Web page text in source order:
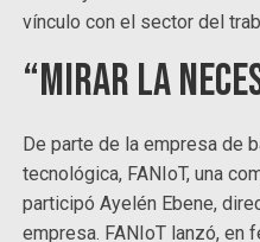
vínculo con el sector del
“Mirar la
De parte de la empresa de
tecnológica, FANIoT, una
participó Ayelén Ebene,
empresa. FANIoT lanzó, en